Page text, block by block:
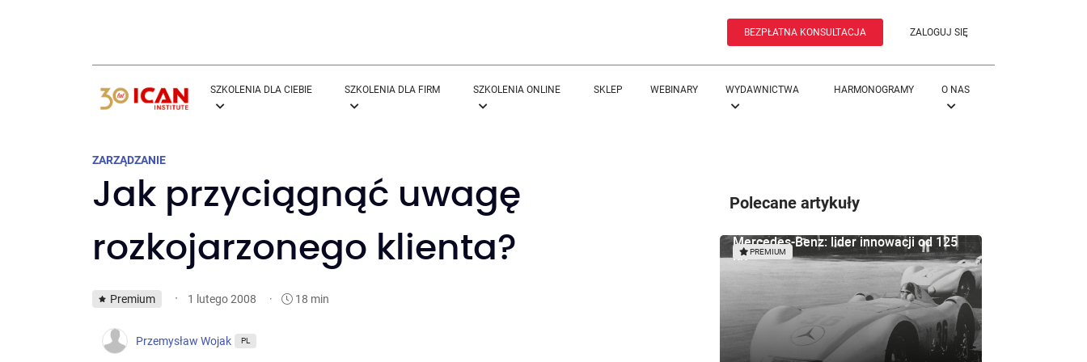
BEZPŁATNA KONSULTACJA ZALOGUJ SIĘ
SZKOLENIA DLA CIEBIE SZKOLENIA DLA FIRM SZKOLENIA ONLINE SKLEP WEBINARY WYDAWNICTWA HARMONOGRAMY O NAS
ZARZĄDZANIE
Jak przyciągnąć uwagę
rozkojarzonego klienta?
Premium · 1 lutego 2008 · 18 min
Przemysław Wojak PL
Polecane artykuły
Mercedes-Benz: lider innowacji od 125
lat PREMIUM